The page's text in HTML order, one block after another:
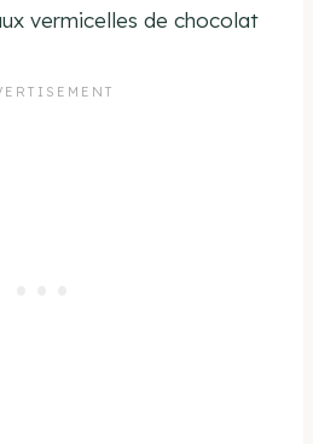
vermicelles de chocolat